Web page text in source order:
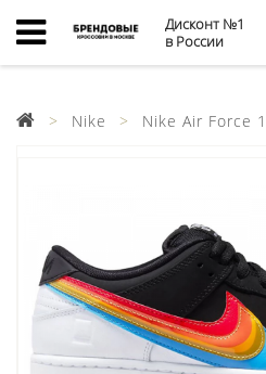
Дисконт №1
в России
Nike Nike Air Force 1